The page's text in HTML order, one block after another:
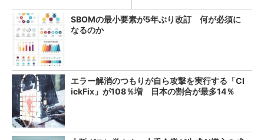
SBOMの最小要素が5年ぶり改訂 何が必須に
なるのか
エラー解消のつもりが自ら攻撃を実行する「Cl
ickFix」が108％増 日本の割合が最多14％